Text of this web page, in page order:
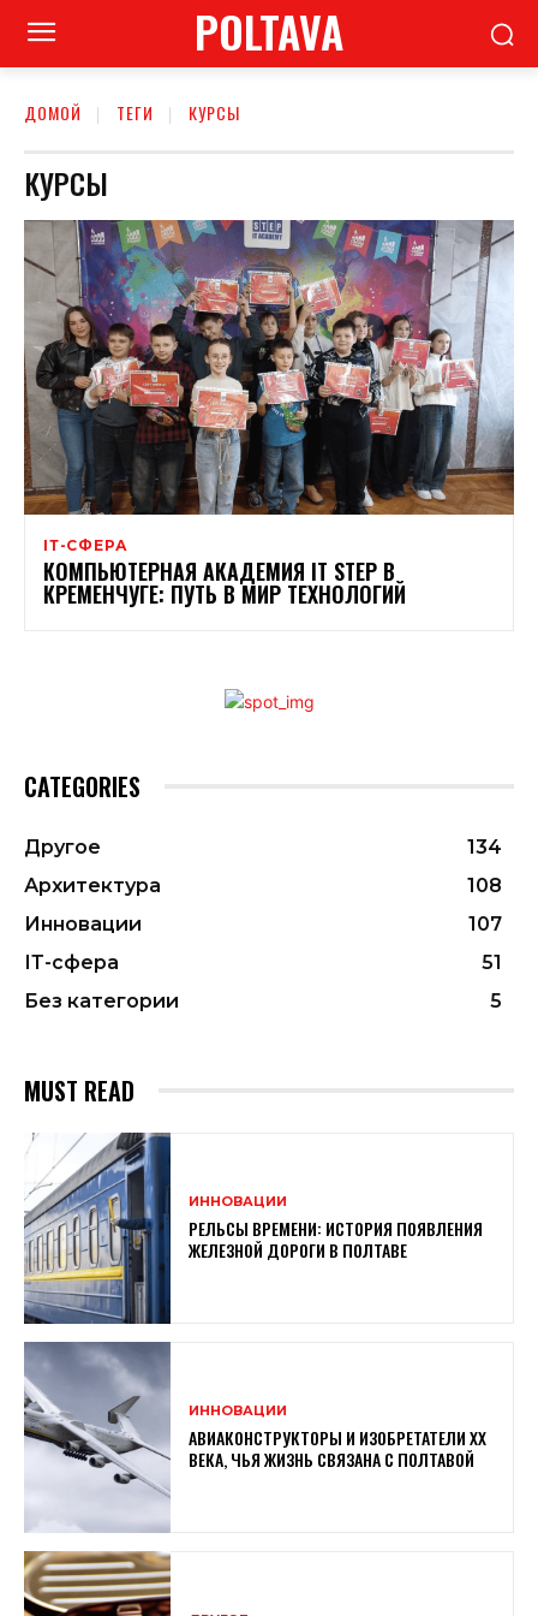
POLTAVA
ДОМОЙ ТЕГИ КУРСЫ
КУРСЫ
ІТ-СФЕРА
КОМПЬЮТЕРНАЯ АКАДЕМИЯ IT STEP В
КРЕМЕНЧУГЕ: ПУТЬ В МИР ТЕХНОЛОГИЙ
CATEGORIES
Другое
134
Архитектура
108
Инновации
107
ІТ-сфера
51
Без категории
5
MUST READ
ИННОВАЦИИ
РЕЛЬСЫ ВРЕМЕНИ: ИСТОРИЯ ПОЯВЛЕНИЯ
ЖЕЛЕЗНОЙ ДОРОГИ В ПОЛТАВЕ
ИННОВАЦИИ
АВИАКОНСТРУКТОРЫ И ИЗОБРЕТАТЕЛИ XX
ВЕКА, ЧЬЯ ЖИЗНЬ СВЯЗАНА С ПОЛТАВОЙ